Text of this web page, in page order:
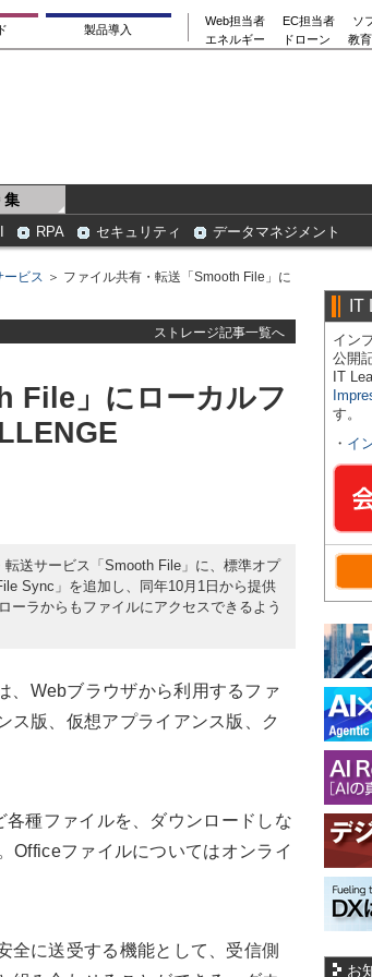
製品導入
Web担当者 EC担当者
ソ
エネルギー
ドローン 教
集
RPA セキュリティ データマネジメント
ービス ＞ ファイル共有・転送「Smooth File」に
ストレージ記事一覧へ
File」にローカルフ
送サービス「Smooth File」に、標準オプ
Sync」を追加し、同年10月1日から提供
ーラからもファイルにアクセスできるよう
Webブラウザから利用するファ
ス版、仮想アプライアンス版、ク
種ファイルを、ダウンロードしな
Officeファイルについてはオンライ
に送受する機能として、受信側
IT
イン
公開
IT
す。
・ イ
お